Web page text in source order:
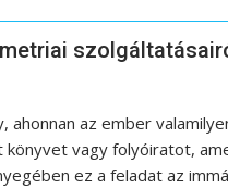
ahonnan az ember
könyvet vagy folyóiratot,
ez a feladat az